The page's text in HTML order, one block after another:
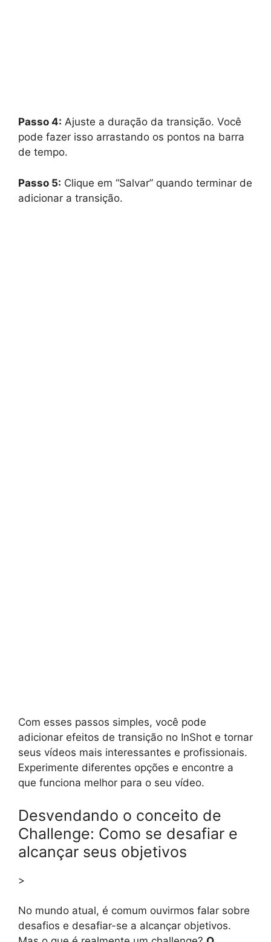
Passo 4: Ajuste a duração da transição. Você
pode fazer isso arrastando os pontos na barra
de tempo.
Passo 5: Clique em “Salvar” quando terminar de
adicionar a transição.
Com esses passos simples, você pode
adicionar efeitos de transição no InShot e tornar
seus vídeos mais interessantes e profissionais.
Experimente diferentes opções e encontre a
que funciona melhor para o seu vídeo.
Desvendando o conceito de
Challenge: Como se desafiar e
alcançar seus objetivos
>
No mundo atual, é comum ouvirmos falar sobre
desafios e desafiar-se a alcançar objetivos.